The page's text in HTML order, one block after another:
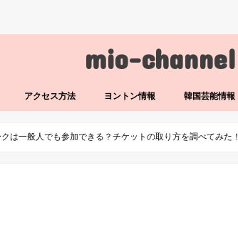
mio-channel
アクセス方法 ヨントン情報 韓国芸能情報
は一般人でも参加できる？チケットの取り方を調べてみた！